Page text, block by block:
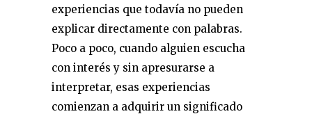
experiencias que todavía no pueden
explicar directamente con palabras.
Poco a poco, cuando alguien escucha
con interés y sin apresurarse a
interpretar, esas experiencias
comienzan a adquirir un significado